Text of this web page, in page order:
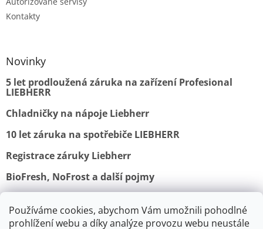
Používáme cookies, abychom Vám umožnili pohodlné
prohlížení webu a díky analýze provozu webu neustále
Kontakty
Novinky
5 let prodloužená záruka na zařízení Profesional
LIEBHERR
Chladničky na nápoje Liebherr
10 let záruka na spotřebiče LIEBHERR
Registrace záruky Liebherr
BioFresh, NoFrost a další pojmy
Obchodní podmínky Vrácení a reklamace